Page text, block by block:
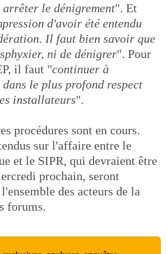
le dénigrement". Et
d'avoir été entendu
Il faut bien savoir que
ni de dénigrer". Pour
il faut "continuer à
le plus profond respect
installateurs".
procédures sont en cours.
sur l'affaire entre le
et le SIPR, qui devraient être
prochain, seront
des acteurs de la
forums.